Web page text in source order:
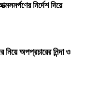
নির্দেশ দিয়ে
নিয়ে অপপ্রচারের নিন্দা ও